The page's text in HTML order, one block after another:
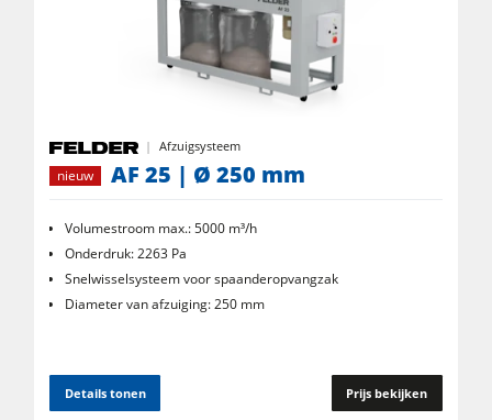
Afzuigsysteem
nieuw
AF 25 | Ø 250 mm
Volumestroom max.: 5000 m³/h
Onderdruk: 2263 Pa
Snelwisselsysteem voor spaanderopvangzak
Diameter van afzuiging: 250 mm
Details tonen Prijs bekijken